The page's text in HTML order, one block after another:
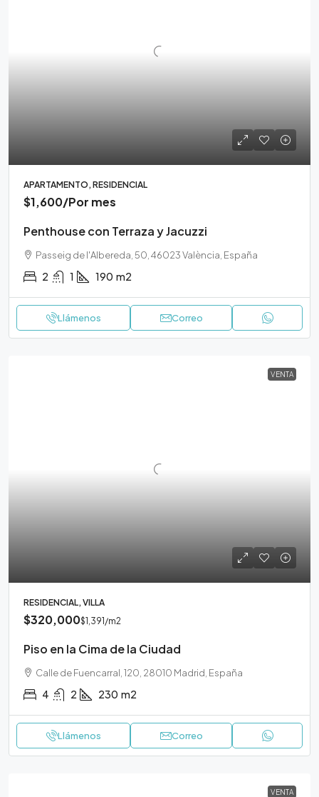
APARTAMENTO, RESIDENCIAL
$1,600/Por mes
Penthouse con Terraza y Jacuzzi
Passeig de l'Albereda, 50, 46023 València, España
2 1 190 m2
Llámenos Correo
VENTA
RESIDENCIAL, VILLA
$320,000$1,391 /m2
Piso en la Cima de la Ciudad
Calle de Fuencarral, 120, 28010 Madrid, España
4 2 230 m2
Llámenos Correo
VENTA